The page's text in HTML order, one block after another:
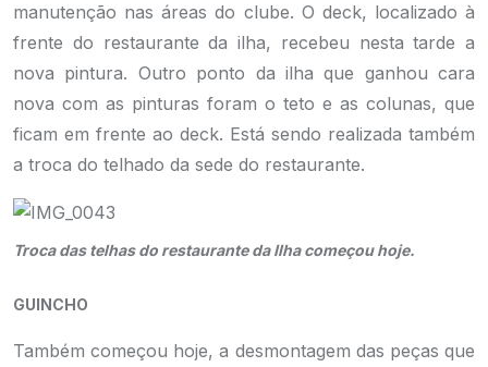
manutenção nas áreas do clube. O deck, localizado à
frente do restaurante da ilha, recebeu nesta tarde a
nova pintura. Outro ponto da ilha que ganhou cara
nova com as pinturas foram o teto e as colunas, que
ficam em frente ao deck. Está sendo realizada também
a troca do telhado da sede do restaurante.
Troca das telhas do restaurante da Ilha começou hoje.
GUINCHO
Também começou hoje, a desmontagem das peças que